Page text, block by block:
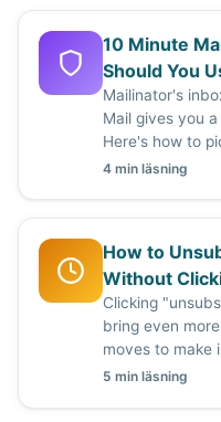
10 Minute
Should You
Mailinator's
Mail gives you
Here's how to
4 min läsning
How to
Without
Clicking
bring even
moves to make
5 min läsning